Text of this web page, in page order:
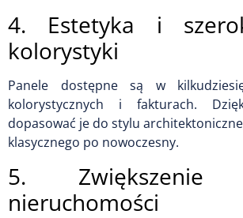
4. Estetyka i
kolorystyki
Panele dostępne są w
kolorystycznych i fakturach.
dopasować je do stylu
klasycznego po nowoczesny.
5. Zwiększenie
nieruchomości